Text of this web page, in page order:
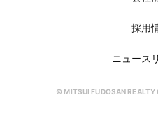
採用
ニュース
© MITSUI FUDOSAN